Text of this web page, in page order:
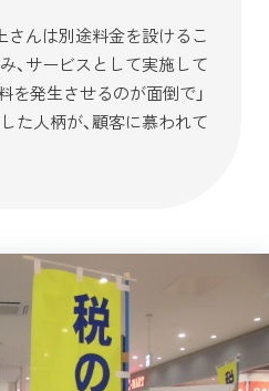
さんは別途料金を設けるこ
、サービスとして実施して
を発生させるのが面倒で」
た人柄が、顧客に慕われて